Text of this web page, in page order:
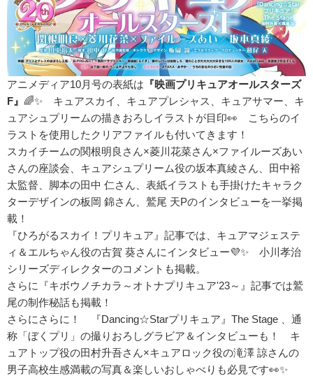
アニメディア10月号の表紙は 『映画プリキュアオールスターズ
F』 🌈✨ キュアスカイ、キュアプレシャス、キュアサマー、キ
ュアシュプリームの描きおろしイラストが目印👀 こちらのイ
ラストを使用したクリアファイルも付いてきます！
スカイチームの関根明良さん×菱川花菜さん×ファイルーズあい
さんの座談会、キュアシュプリーム役の坂本真綾さん、田中裕
太監督、脚本の田中 仁さん、表紙イラストも手掛けたキャラク
ターデザインの板岡 錦さん、鷲尾 天Pのインタビューを一挙掲
載！
『ひろがるスカイ！プリキュア』記事では、キュアマジェステ
ィ＆エルちゃん役の古賀 葵さんにインタビュー💜✨ 小川孝治
シリーズディレクターのコメントも掲載。
さらに『キボウノチカラ～オトナプリキュア'23～』記事では鷲
尾の制作秘話も掲載！
さらにさらに！ 『Dancing☆Starプリキュア』The Stage 、通
称「ぼくプリ」の撮りおろしグラビア＆インタビューも！ キ
ュアトップ役の田村升吾さん×キュアロック役の滝澤 諒さんの
男子高校生感満載の写真＆楽しいおしゃべりも必見です👀✨